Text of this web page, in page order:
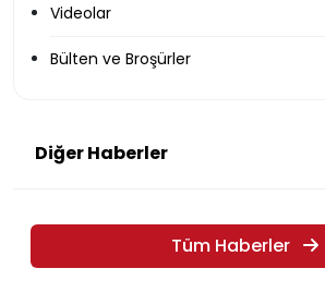
Videolar
Bülten ve Broşürler
Diğer Haberler
Tüm Haberler